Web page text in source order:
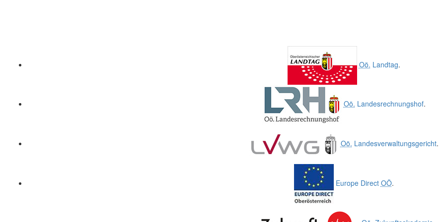
Oö. Landtag.
Oö. Landesrechnungshof.
Oö. Landesverwaltungsgericht.
Europe Direct OÖ.